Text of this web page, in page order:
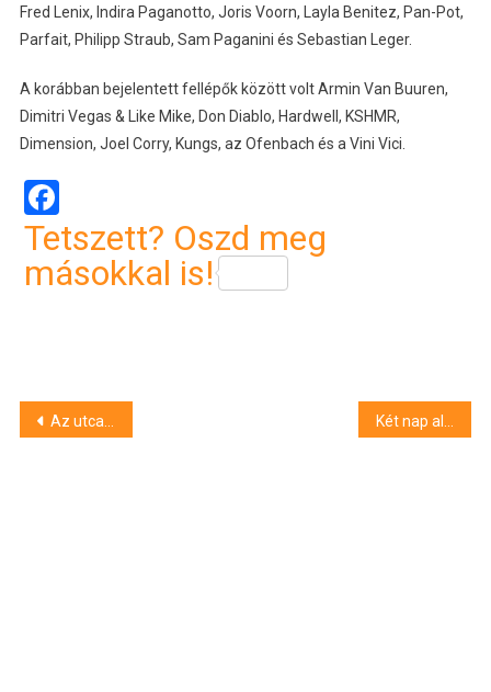
Fred Lenix, Indira Paganotto, Joris Voorn, Layla Benitez, Pan-Pot,
Parfait, Philipp Straub, Sam Paganini és Sebastian Leger.
A korábban bejelentett fellépők között volt Armin Van Buuren,
Dimitri Vegas & Like Mike, Don Diablo, Hardwell, KSHMR,
Dimension, Joel Corry, Kungs, az Ofenbach és a Vini Vici.
Facebook
Tetszett? Oszd meg
másokkal is!
Bejegyzés
Az utcakép színesítését célzó pályázatokat vár a veszprémi Művészetek Háza Két nap alatt kétszer is ittas vezetésen kapták azt a napkori férfit, aki még a rendőrségi idézésen is alkoholmámorban jelent meg